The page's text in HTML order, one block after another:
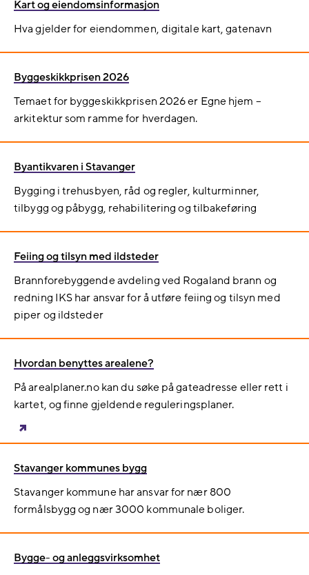
Kart og eiendomsinformasjon
Hva gjelder for eiendommen, digitale kart, gatenavn
Byggeskikkprisen 2026
Temaet for byggeskikkprisen 2026 er Egne hjem –
arkitektur som ramme for hverdagen.
Byantikvaren i Stavanger
Bygging i trehusbyen, råd og regler, kulturminner,
tilbygg og påbygg, rehabilitering og tilbakeføring
Feiing og tilsyn med ildsteder
Brannforebyggende avdeling ved Rogaland brann og
redning IKS har ansvar for å utføre feiing og tilsyn med
piper og ildsteder
Hvordan benyttes arealene?
På arealplaner.no kan du søke på gateadresse eller rett i
kartet, og finne gjeldende reguleringsplaner.
Stavanger kommunes bygg
Stavanger kommune har ansvar for nær 800
formålsbygg og nær 3000 kommunale boliger.
Bygge- og anleggsvirksomhet